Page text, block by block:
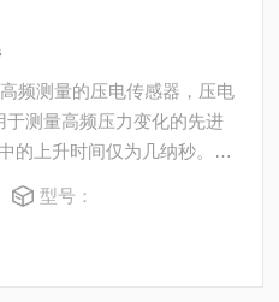
频测量的压电传感器，压电
测量高频压力变化的先进
的上升时间仅为几纳秒。换
击管实验中测量爆炸波，冲
乎没有振动。
型号：